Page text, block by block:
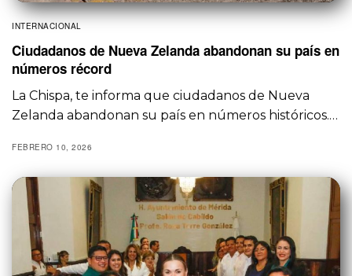
INTERNACIONAL
Ciudadanos de Nueva Zelanda abandonan su país en
números récord
La Chispa, te informa que ciudadanos de Nueva
Zelanda abandonan su país en números históricos.…
FEBRERO 10, 2026